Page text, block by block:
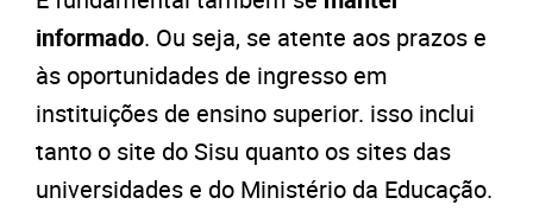
informado. Ou seja, se atente aos prazos e
às oportunidades de ingresso em
instituições de ensino superior. isso inclui
tanto o site do Sisu quanto os sites das
universidades e do Ministério da Educação.